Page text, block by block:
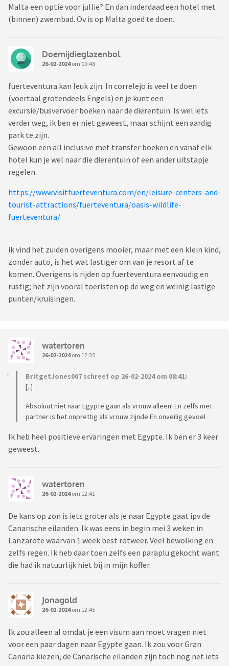
Malta een optie voor jullie? En dan inderdaad een hotel met
(binnen) zwembad. Ov is op Malta goed te doen.
Doemijdieglazenbol
26-02-2024om 09:48
fuerteventura kan leuk zijn. In correlejo is veel te doen
(voertaal grotendeels Engels) en je kunt een
excursie/busvervoer boeken naar de dierentuin. Is wel iets
verder weg, ik ben er niet geweest, maar schijnt een aardig
park te zijn.
Gewoon een all inclusive met transfer boeken en vanaf elk
hotel kun je wel naar die dierentuin of een ander uitstapje
regelen.
https://www.visitfuerteventura.com/en/leisure-centers-and-
tourist-attractions/fuerteventura/oasis-wildlife-
fuerteventura/
ik vind het zuiden overigens mooier, maar met een klein kind,
zonder auto, is het wat lastiger om van je resort af te
komen. Overigens is rijden op fuerteventura eenvoudig en
rustig; het zijn vooral toeristen op de weg en weinig lastige
punten/kruisingen.
watertoren
26-02-2024om 12:35
BritgetJones007 schreef op 26-02-2024 om 08:41:
[..]
Absoluut niet naar Egypte gaan als vrouw alleen! En zelfs met
partner is het onprettig als vrouw zijnde En onveilig gevoel
Ik heb heel positieve ervaringen met Egypte. Ik ben er 3 keer
geweest.
watertoren
26-02-2024om 12:41
De kans op zon is iets groter als je naar Egypte gaat ipv de
Canarische eilanden. Ik was eens in begin mei 3 weken in
Lanzarote waarvan 1 week best rotweer. Veel bewolking en
zelfs regen. Ik heb daar toen zelfs een paraplu gekocht want
die had ik natuurlijk niet bij in mijn koffer.
Jonagold
26-02-2024om 12:45
Ik zou alleen al omdat je een visum aan moet vragen niet
voor een paar dagen naar Egypte gaan. Ik zou voor Gran
Canaria kiezen, de Canarische eilanden zijn toch nog net iets